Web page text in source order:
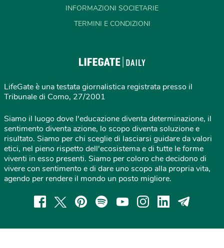
INFORMAZIONI SOCIETARIE
TERMINI E CONDIZIONI
LifeGate è una testata giornalistica registrata presso il
Tribunale di Como, 27/2001
Siamo il luogo dove l'educazione diventa determinazione, il
sentimento diventa azione, lo scopo diventa soluzione e
risultato. Siamo per chi sceglie di lasciarsi guidare da valori
etici, nel pieno rispetto dell'ecosistema e di tutte le forme
viventi in esso presenti. Siamo per coloro che decidono di
vivere con sentimento e di dare uno scopo alla propria vita,
agendo per rendere il mondo un posto migliore.